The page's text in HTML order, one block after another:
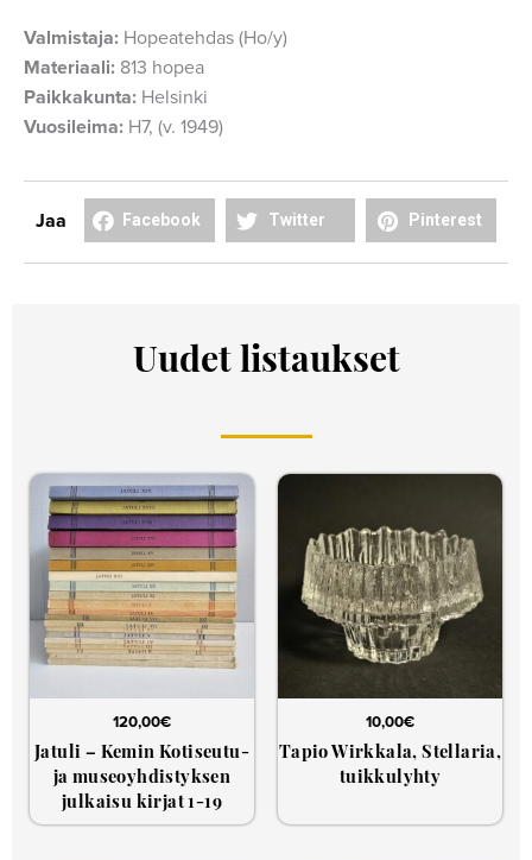
Valmistaja: Hopeatehdas (Ho/y)
Materiaali: 813 hopea
Paikkakunta: Helsinki
Vuosileima: H7, (v. 1949)
Jaa Share
Facebook Twitter
Share
on
Pinterest
Uudet listaukset
120,00€
Jatuli – Kemin Kotiseutu-
ja museoyhdistyksen
julkaisu kirjat 1-19
10,00€
Tapio Wirkkala, Stellaria,
tuikkulyhty